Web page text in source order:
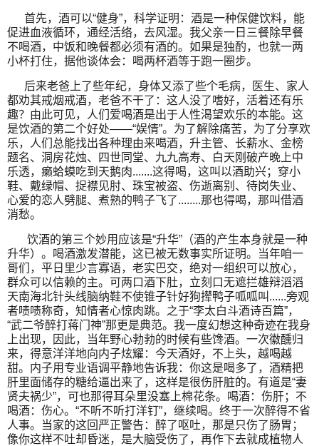
首先，酒可以“健身”，科学证明：酒是一种保健饮料，能
促进血液循环，通经活络，去风湿。我父亲一日三餐除早餐
不喝酒，中饭和晚餐都必须有酒的。如果是独酌，也就一两
小杯打住，据他谈体会：喝两杯酒等于跑一圈步。
后来老爸上了些年纪，身体又添了些个毛病，医生、家人
都劝其戒烟戒酒，老爸不干了：这人没了嗜好，活着还有乐
趣？由此可见，人们爱喝酒是出于人性渴望欢乐的本能。这
是饮酒的第二个好处——“娱情”。为了解除痛苦，为了分享欢
乐，人们总能找出各种理由来喝酒，升主管、长薪水、金榜
题名、洞房花烛、四世同堂、九九高寿、白天刚破产晚上中
乐透，癞蛤蟆吃到天鹅肉.......这得喝，这叫以酒助兴；穿小
鞋、戴绿帽、捉襟见肘、珠宝被盗、伤逝离别、待岗失业、
心爱的恋人劈腿、煮熟的鸭子飞了........那也得喝，那叫借酒
消愁。
饮酒的第三个妙用应该是“升华”（酒的产生本身就是一种
升华）。喝酒激发潜能，这已被无数事实所证明。当年咱一
哥们，平日里少言寡语，老实巴交，绝对一组织可以放心，
群众可以信赖的主。可两口酒下肚，立刻口无遮拦雄辩滔滔
天南海北针头线脑纳鞋不使锥子针好狗撵鸭子呱呱叫......旁观
者啧啧称奇，知情者心惊肉跳。之于“李太白斗酒诗百篇”，
“武二爷醉打蒋门神”那更是典范。我一度幻想这种奇迹在我身
上出现，因此，当年野心勃勃的时候有些馋酒。一次徽醺归
来，得意洋洋地向内子炫耀：今天酒好，不上头，越喝越
甜。内子用专业语调平静地告诉我：你这是喝多了，酒精把
肝里面储存的糖给逼出来了，这样是很伤肝脏的。有道是“妻
贤夫祸少”，可也那得耳朵里没塞上棉花条。喝酒：伤肝；不
喝酒：伤心。“不听不听打洋钉”，继续喝。终于一次醉得不省
人事。当家的这回严正警告：醉了呕吐，那是只伤了肠胃；
像你这样不吐却昏迷，是大脑受伤了，再作下去就成植物人